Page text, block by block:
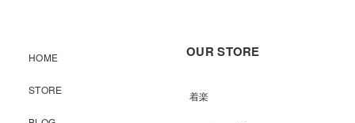
HOME
STORE
OUR STORE
着楽